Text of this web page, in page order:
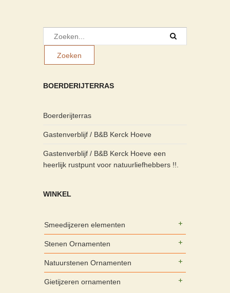
BOERDERIJTERRAS
Boerderijterras
Gastenverblijf / B&B Kerck Hoeve
Gastenverblijf / B&B Kerck Hoeve een
heerlijk rustpunt voor natuurliefhebbers !!.
WINKEL
Smeedijzeren elementen
Stenen Ornamenten
Natuurstenen Ornamenten
Gietijzeren ornamenten